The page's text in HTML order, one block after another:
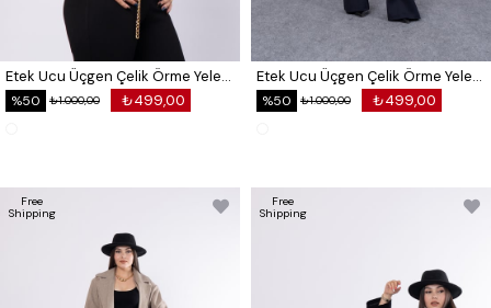
Etek Ucu Üçgen Çelik Örme Yelek 9120
₺499,00
₺1.000,00
%50
Etek Ucu Üçgen Çelik Örme Yelek 9120
₺499,00
₺1.000,00
%50
Free
Shipping
Free
Shipping